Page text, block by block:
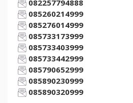
082257794888
085260214999
085276014999
085733173999
085733403999
085733442999
085790652999
085890230999
085890320999